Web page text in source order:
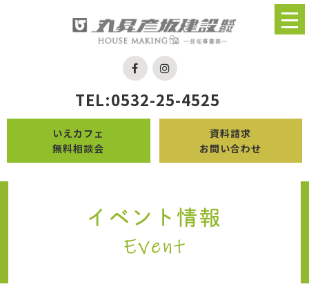
TEL:0532-25-4525
いえカフェ
無料相談会
資料請求
お問い合わせ